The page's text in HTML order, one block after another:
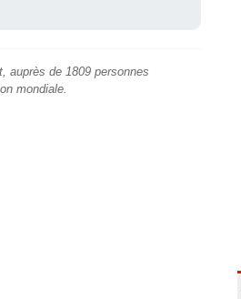
auprès de 1809 personnes
mondiale.